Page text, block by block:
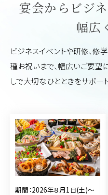
宴会からビジ
幅広
ビジネスイベントや研修、修
種お祝いまで、幅広いご要望
しで大切なひとときをサポー
期間：2026年８月1日(土)～